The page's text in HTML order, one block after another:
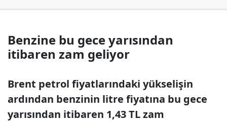
Benzine bu gece yarısından
itibaren zam geliyor
Brent petrol fiyatlarındaki yükselişin
ardından benzinin litre fiyatına bu gece
yarısından itibaren 1,43 TL zam